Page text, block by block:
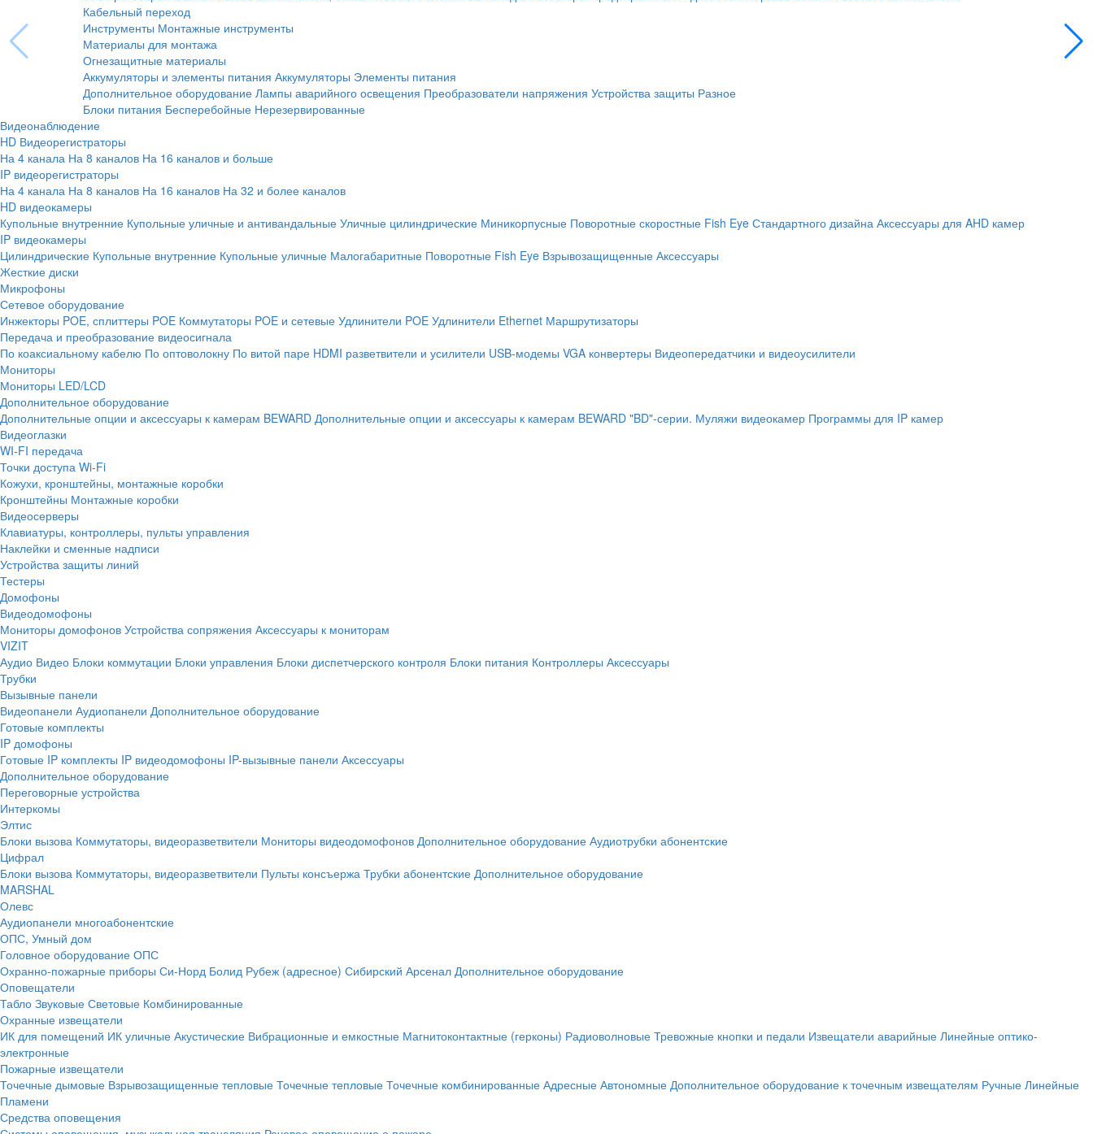
Кабельный переход
Инструменты Монтажные инструменты
Материалы для монтажа
Огнезащитные материалы
Аккумуляторы и элементы питания Аккумуляторы Элементы питания
Дополнительное оборудование Лампы аварийного освещения Преобразователи напряжения Устройства защиты Разное
Блоки питания Бесперебойные Нерезервированные
Видеонаблюдение
HD Видеорегистраторы
На 4 канала На 8 каналов На 16 каналов и больше
IP видеорегистраторы
На 4 канала На 8 каналов На 16 каналов На 32 и более каналов
HD видеокамеры
Купольные внутренние Купольные уличные и антивандальные Уличные цилиндрические Миникорпусные Поворотные скоростные Fish Eye Стандартного дизайна Аксессуары для AHD камер
IP видеокамеры
Цилиндрические Купольные внутренние Купольные уличные Малогабаритные Поворотные Fish Eye Взрывозащищенные Аксессуары
Жесткие диски
Микрофоны
Сетевое оборудование
Инжекторы POE, сплиттеры POE Коммутаторы POE и сетевые Удлинители POE Удлинители Ethernet Маршрутизаторы
Передача и преобразование видеосигнала
По коаксиальному кабелю По оптоволокну По витой паре HDMI разветвители и усилители USB-модемы VGA конвертеры Видеопередатчики и видеоусилители
Мониторы
Мониторы LED/LCD
Дополнительное оборудование
Дополнительные опции и аксессуары к камерам BEWARD Дополнительные опции и аксессуары к камерам BEWARD "BD"-серии. Муляжи видеокамер Программы для IP камер
Видеоглазки
WI-FI передача
Точки доступа Wi-Fi
Кожухи, кронштейны, монтажные коробки
Кронштейны Монтажные коробки
Видеосерверы
Клавиатуры, контроллеры, пульты управления
Наклейки и сменные надписи
Устройства защиты линий
Тестеры
Домофоны
Видеодомофоны
Мониторы домофонов Устройства сопряжения Аксессуары к мониторам
VIZIT
Аудио Видео Блоки коммутации Блоки управления Блоки диспетчерского контроля Блоки питания Контроллеры Аксессуары
Трубки
Вызывные панели
Видеопанели Аудиопанели Дополнительное оборудование
Готовые комплекты
IP домофоны
Готовые IP комплекты IP видеодомофоны IP-вызывные панели Аксессуары
Дополнительное оборудование
Переговорные устройства
Интеркомы
Элтис
Блоки вызова Коммутаторы, видеоразветвители Мониторы видеодомофонов Дополнительное оборудование Аудиотрубки абонентские
Цифрал
Блоки вызова Коммутаторы, видеоразветвители Пульты консъержа Трубки абонентские Дополнительное оборудование
MARSHAL
Олевс
Аудиопанели многоабонентские
ОПС, Умный дом
Головное оборудование ОПС
Охранно-пожарные приборы Си-Норд Болид Рубеж (адресное) Сибирский Арсенал Дополнительное оборудование
Оповещатели
Табло Звуковые Световые Комбинированные
Охранные извещатели
ИК для помещений ИК уличные Акустические Вибрационные и емкостные Магнитоконтактные (герконы) Радиоволновые Тревожные кнопки и педали Извещатели аварийные Линейные оптико-
электронные
Пожарные извещатели
Точечные дымовые Взрывозащищенные тепловые Точечные тепловые Точечные комбинированные Адресные Автономные Дополнительное оборудование к точечным извещателям Ручные Линейные
Пламени
Средства оповещения